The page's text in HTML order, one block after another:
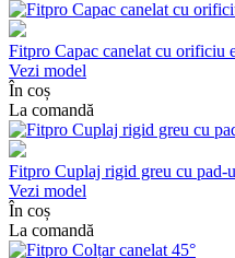
Fitpro Capac canelat cu orificiu
Vezi model
În coș
La comandă
Fitpro Cuplaj rigid greu cu pad-
Vezi model
În coș
La comandă